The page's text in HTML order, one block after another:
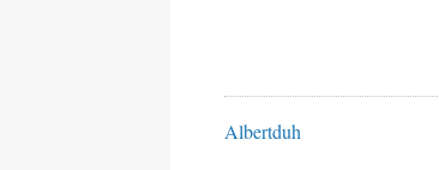
Albertduh